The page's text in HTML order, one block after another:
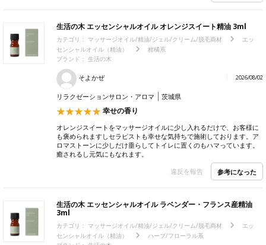
生活の木 エッセンシャルオイル オレンジスイート精油 3ml
カテゴリ： マッサージオイル/精油/ジェル/クリーム/脱毛商材
エッ
センシャルオイル（精油）
柑橘系
ブランド： 生活の木
そよかぜ 2026/08/02
リラクゼーションサロン・アロマ 茨城県
幸せの香り
オレンジスイートをマッサージオイルに少し入れるだけで、お客様に
も褒められますしセラピストも幸せな気持ちで施術しております。ア
ロマストーンに少しだけ垂らしてトイレに置くのもハマっています。
癒されるし元気にもなれます。
違反を報告
参考になった
生活の木 エッセンシャルオイル ラベンダー・フランス産精油
3ml
カテゴリ： マッサージオイル/精油/ジェル/クリーム/脱毛商材
エッ
センシャルオイル（精油）
ハーブ/フローラル系